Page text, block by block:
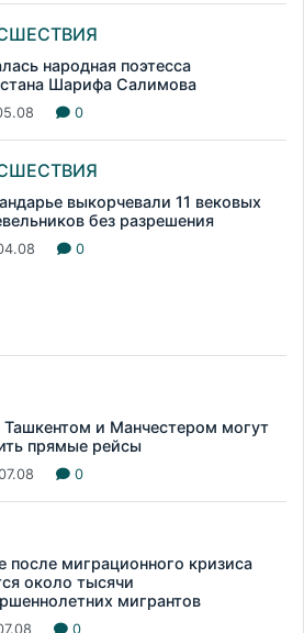
народная поэтесса
Шарифа Салимова
0
выкорчевали 11 вековых
без разрешения
0
и Манчестером могут
прямые рейсы
0
после миграционного кризиса
около тысячи
мигрантов
0